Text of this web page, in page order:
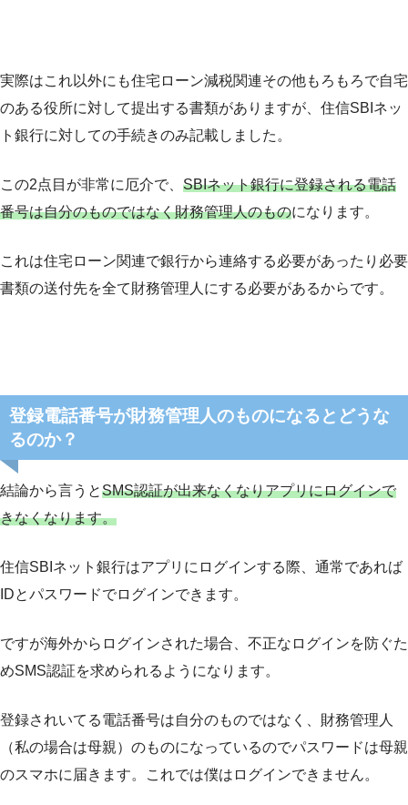
実際はこれ以外にも住宅ローン減税関連その他もろもろで自宅
のある役所に対して提出する書類がありますが、住信SBIネッ
ト銀行に対しての手続きのみ記載しました。
この2点目が非常に厄介で、 SBIネット銀行に登録される電話
番号は自分のものではなく財務管理人のものになります。
これは住宅ローン関連で銀行から連絡する必要があったり必要
書類の送付先を全て財務管理人にする必要があるからです。
登録電話番号が財務管理人のものになるとどうな
るのか？
結論から言うとSMS認証が出来なくなりアプリにログインで
きなくなります。
住信SBIネット銀行はアプリにログインする際、通常であれば
IDとパスワードでログインできます。
ですが海外からログインされた場合、不正なログインを防ぐた
めSMS認証を求められるようになります。
登録されいてる電話番号は自分のものではなく、財務管理人
（私の場合は母親）のものになっているのでパスワードは母親
のスマホに届きます。これでは僕はログインできません。